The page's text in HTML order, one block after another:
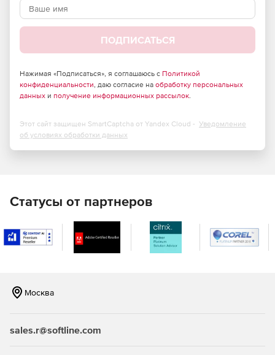
ПОДПИСАТЬСЯ
Нажимая «Подписаться», я соглашаюсь с Политикой
конфиденциальности, даю согласие на обработку персональных
данных и получение информационных рассылок.
Этот сайт защищен SmartCaptcha от Yandex Cloud - Уведомление
об условиях обработки данных
Статусы от партнеров
Москва
sales.r@softline.com